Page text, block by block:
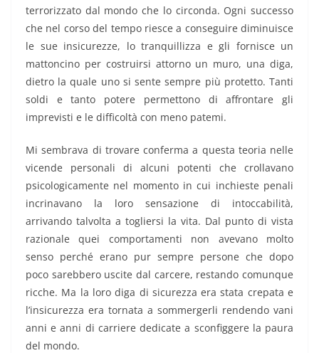
terrorizzato dal mondo che lo circonda. Ogni successo
che nel corso del tempo riesce a conseguire diminuisce
le sue insicurezze, lo tranquillizza e gli fornisce un
mattoncino per costruirsi attorno un muro, una diga,
dietro la quale uno si sente sempre più protetto. Tanti
soldi e tanto potere permettono di affrontare gli
imprevisti e le difficoltà con meno patemi.
Mi sembrava di trovare conferma a questa teoria nelle
vicende personali di alcuni potenti che crollavano
psicologicamente nel momento in cui inchieste penali
incrinavano la loro sensazione di intoccabilità,
arrivando talvolta a togliersi la vita. Dal punto di vista
razionale quei comportamenti non avevano molto
senso perché erano pur sempre persone che dopo
poco sarebbero uscite dal carcere, restando comunque
ricche. Ma la loro diga di sicurezza era stata crepata e
l’insicurezza era tornata a sommergerli rendendo vani
anni e anni di carriere dedicate a sconfiggere la paura
del mondo.